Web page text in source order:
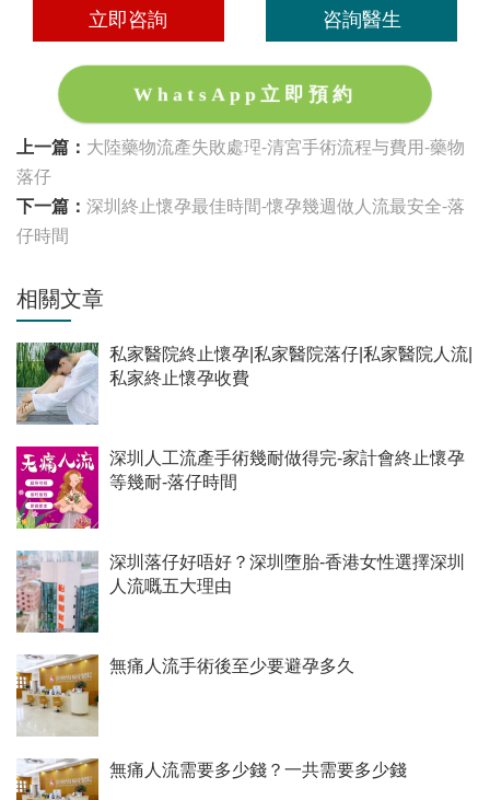
立即咨詢 咨詢醫生
WhatsApp立即預約
上一篇： 大陸藥物流產失敗處理-清宮手術流程与費用-藥物
落仔
下一篇： 深圳終止懷孕最佳時間-懷孕幾週做人流最安全-落
仔時間
相關文章
私家醫院終止懷孕|私家醫院落仔|私家醫院人流|
私家終止懷孕收費
深圳人工流產手術幾耐做得完-家計會終止懷孕
等幾耐-落仔時間
深圳落仔好唔好？深圳墮胎-香港女性選擇深圳
人流嘅五大理由
無痛人流手術後至少要避孕多久
無痛人流需要多少錢？一共需要多少錢